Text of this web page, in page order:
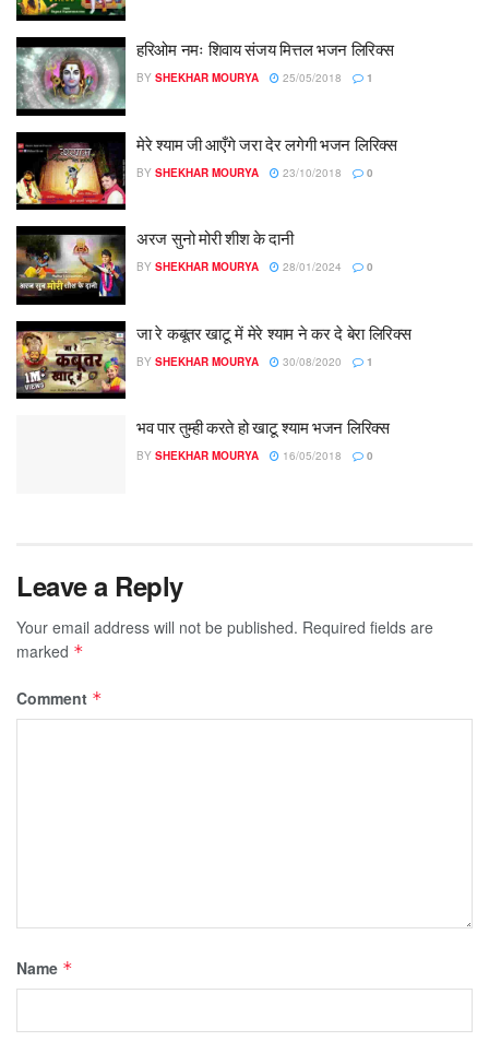
हरिओम नमः शिवाय संजय मित्तल भजन लिरिक्स
BY SHEKHAR MOURYA 25/05/2018 1
मेरे श्याम जी आएँगे जरा देर लगेगी भजन लिरिक्स
BY SHEKHAR MOURYA 23/10/2018 0
अरज सुनो मोरी शीश के दानी
BY SHEKHAR MOURYA 28/01/2024 0
जा रे कबूतर खाटू में मेरे श्याम ने कर दे बेरा लिरिक्स
BY SHEKHAR MOURYA 30/08/2020 1
भव पार तुम्ही करते हो खाटू श्याम भजन लिरिक्स
BY SHEKHAR MOURYA 16/05/2018 0
Leave a Reply
Your email address will not be published. Required fields are
marked *
Comment *
Name *